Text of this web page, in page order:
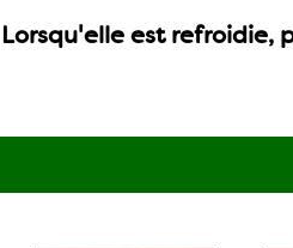
Lorsqu'elle est refroidie,